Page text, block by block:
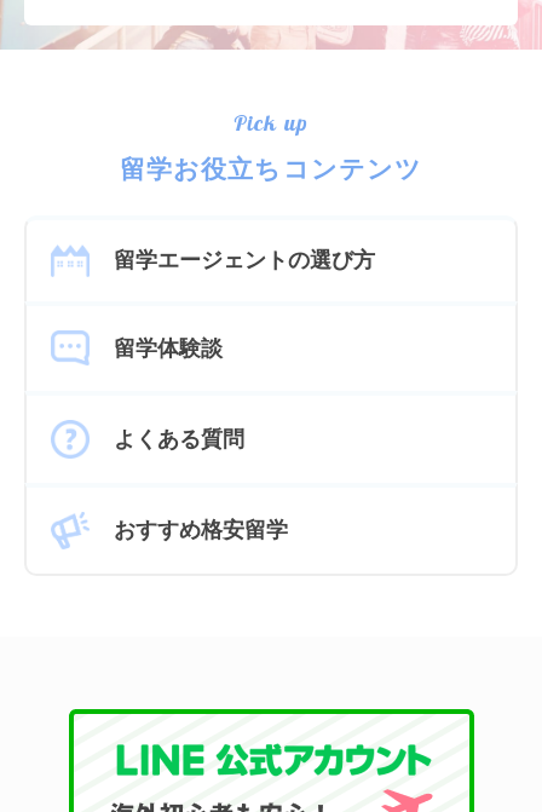
Pick up
留学お役立ちコンテンツ
留学エージェントの選び方
留学体験談
よくある質問
おすすめ格安留学